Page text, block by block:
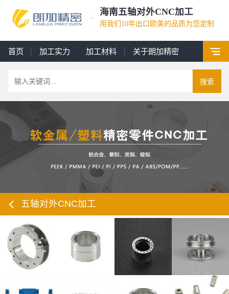
海南五轴对外CNC加工
用我们10年出口欧美的品质为您定制
首页 加工实力 加工材料 关于朗加精密
搜索
五轴对外CNC加工